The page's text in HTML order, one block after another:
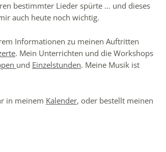
bestimmter Lieder spürte … und dieses
auch heute noch wichtig.
Informationen zu meinen Auftritten
. Mein Unterrichten und die Workshops
und Einzelstunden. Meine Musik ist
in meinem Kalender, oder bestellt meinen